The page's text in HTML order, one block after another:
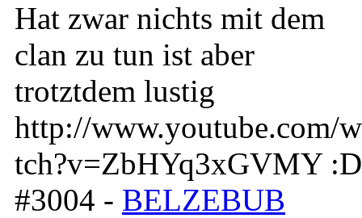
Hat zwar nichts mit dem
clan zu tun ist aber
trotztdem lustig
http://www.youtube.com/
tch?v=ZbHYq3xGVMY :D
#3004 - BELZEBUB